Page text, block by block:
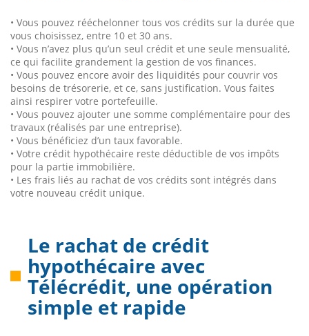
• Vous pouvez rééchelonner tous vos crédits sur la durée que
vous choisissez, entre 10 et 30 ans.
• Vous n’avez plus qu’un seul crédit et une seule mensualité,
ce qui facilite grandement la gestion de vos finances.
• Vous pouvez encore avoir des liquidités pour couvrir vos
besoins de trésorerie, et ce, sans justification. Vous faites
ainsi respirer votre portefeuille.
• Vous pouvez ajouter une somme complémentaire pour des
travaux (réalisés par une entreprise).
• Vous bénéficiez d’un taux favorable.
• Votre crédit hypothécaire reste déductible de vos impôts
pour la partie immobilière.
• Les frais liés au rachat de vos crédits sont intégrés dans
votre nouveau crédit unique.
Le rachat de crédit
hypothécaire avec
Télécrédit, une opération
simple et rapide